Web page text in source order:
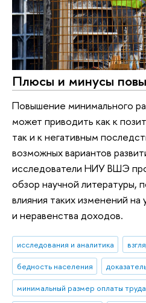
Плюсы и минусы
Повышение минимального
может приводить как к
так и к негативным
возможных вариантов
исследователи НИУ ВШЭ
обзор научной литературы,
влияния таких изменений
и неравенства доходов.
исследования и аналитика
бедность населения
минимальный размер оплаты труда